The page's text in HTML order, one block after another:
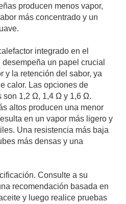
producen menos vapor,
más concentrado y un
integrado en el
un papel crucial
y la retención del sabor, ya
calor. Las opciones de
son 1,2 Ω, 1,4 Ω y 1,6 Ω.
altos producen una menor
en un vapor más ligero y
Una resistencia más baja
más densas y una
Consulte a su
recomendación basada en
y luego realice pruebas